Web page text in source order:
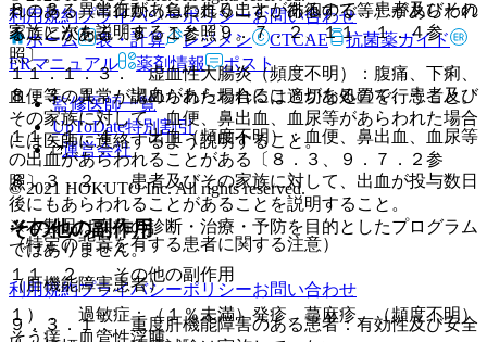
８．３． 出血があらわれることがあるので、患者及びその
家族に次を説明すること〔９．７．２、１１．１．４参
照〕。
８．３．１． 出血があらわれることがあるので、患者及び
その家族に対して、血便、鼻出血、血尿等があらわれた場合
には医師に連絡するよう説明すること。
８．３．２． 患者及びその家族に対して、出血が投与数日
後にもあらわれることがあることを説明すること。
（特定の背景を有する患者に関する注意）
（肝機能障害患者）
９．３．１． 重度肝機能障害のある患者：有効性及び安全
れのある異常行動（急に走り出す、徘徊する等）があらわれ
ることがある〔８．１参照〕。
１１．１．３． 虚血性大腸炎（頻度不明）：腹痛、下痢、
血便等の異常が認められた場合には適切な処置を行うこと。
１１．１．４． 出血（頻度不明）：血便、鼻出血、血尿等
の出血があらわれることがある〔８．３、９．７．２参
照〕。
その他の副作用
１１．２． その他の副作用
１）． 過敏症：（１％未満）発疹、蕁麻疹、（頻度不明）
そう痒、血管性浮腫。
利用規約プライバシーポリシーお問い合わせ
ホーム
表・計算 レジメン CTCAE
抗菌薬ガイド
ERマニュアル
薬剤情報 ポスト
監修医師一覧
UpToDate特別割引
運営会社
© 2021 HOKUTO Inc. All rights reserved.
※本製品は疾病の診断・治療・予防を目的としたプログラム
ではありません。
利用規約プライバシーポリシーお問い合わせ